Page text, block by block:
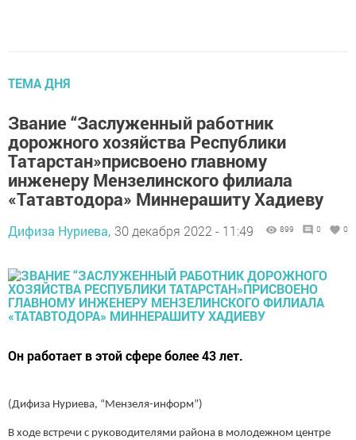
ТЕМА ДНЯ
Звание “Заслуженный работник
дорожного хозяйства Республики
Татарстан»присвоено главному
инженеру Мензелинского филиала
«Татавтодора» Миннерашиту Хадиеву
Дифиза Нуриева, 30 декабря 2022 - 11:49 899 0 0
Он работает в этой сфере более 43 лет.
(Дифиза Нуриева, “Мензеля-информ”)
В ходе встречи с руководителями района в молодежном центре